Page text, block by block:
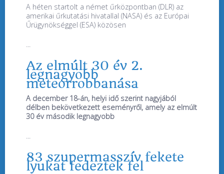
A héten startolt a német űrközpontban (DLR) az
amerikai űrkutatási hivatallal (NASA) és az Európai
Űrügynökséggel (ESA) közösen
Az elmúlt 30 év 2.
legnagyobb
meteorrobbanása
A december 18-án, helyi idő szerint nagyjából
délben bekövetkezett eseményről, amely az elmúlt
30 év második legnagyobb
83 szupermasszív fekete
lyukat fedeztek fel